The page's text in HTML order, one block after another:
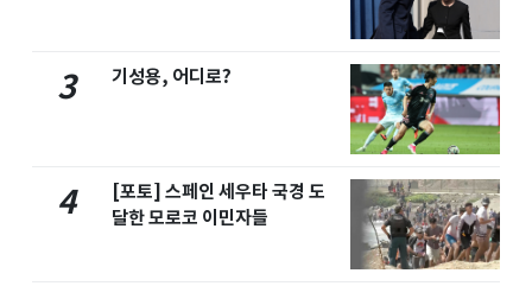
3 기성용, 어디로?
4
[포토] 스페인 세우타 국경 도
달한 모로코 이민자들